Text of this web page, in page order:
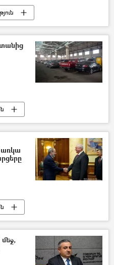
մառախուղ
(ԵԱՏՄ)
առկա
(ԵԱՏՄ)
և ԵԱՏՄ